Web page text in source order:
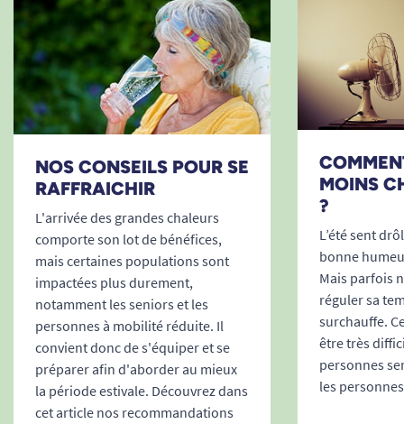
NOS CONSEILS POUR SE
RAFFRAICHIR
L'arrivée des grandes chaleurs
comporte son lot de bénéfices,
mais certaines populations sont
impactées plus durement,
notamment les seniors et les
personnes à mobilité réduite. Il
convient donc de s'équiper et se
préparer afin d'aborder au mieux
la période estivale. Découvrez dans
cet article nos recommandations
MOINS
?
L’été sent
bonne
Mais parfois
réguler sa
surchauffe.
être très
personnes
les